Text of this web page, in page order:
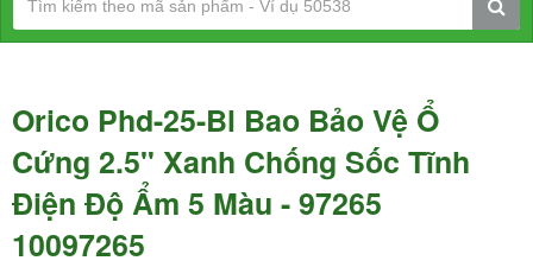
Orico Phd-25-Bl Bao Bảo Vệ Ổ
Cứng 2.5" Xanh Chống Sốc Tĩnh
Điện Độ Ẩm 5 Màu - 97265
10097265